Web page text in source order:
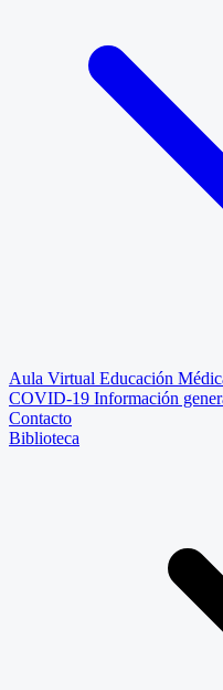
Aula Virtual Educación
COVID-19 Información
Contacto
Biblioteca